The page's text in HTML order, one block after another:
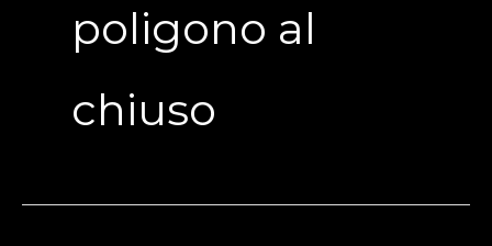
poligono al
chiuso